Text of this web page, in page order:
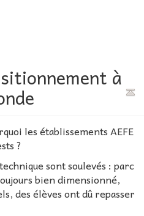
à
les établissements AEFE
?
sont soulevés : parc
bien dimensionné,
des élèves ont dû repasser